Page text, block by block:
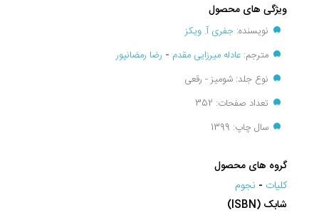
ویژگی های محصول
نویسنده: جفری آ. ویکز
مترجم: عادله میرزایی مقدم - رضا رمضانپور
نوع جلد: شومیز - رقعی
تعداد صفحات: 352
سال چاپ: 1399
گروه های محصول
کليات - نجوم
شابک (ISBN)